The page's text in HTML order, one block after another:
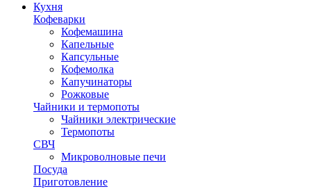
Кухня
Кофеварки
Кофемашина
Капельные
Капсульные
Кофемолка
Капучинаторы
Рожковые
Чайники и термопоты
Чайники электрические
Термопоты
СВЧ
Микроволновые печи
Посуда
Приготовление